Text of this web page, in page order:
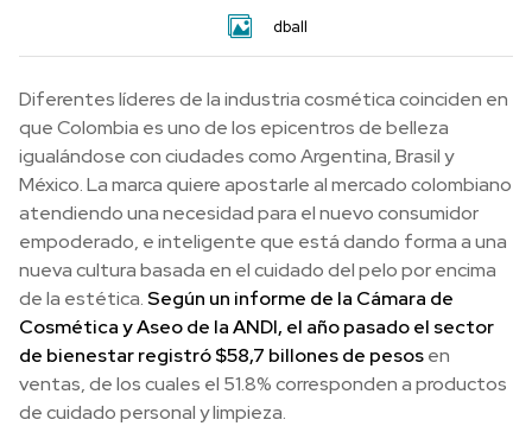
dball
Diferentes líderes de la industria cosmética coinciden en
que Colombia es uno de los epicentros de belleza
igualándose con ciudades como Argentina, Brasil y
México. La marca quiere apostarle al mercado colombiano
atendiendo una necesidad para el nuevo consumidor
empoderado, e inteligente que está dando forma a una
nueva cultura basada en el cuidado del pelo por encima
de la estética.Según un informe de la Cámara de
Cosmética y Aseo de la ANDI, el año pasado el sector
de bienestar registró $58,7 billones de pesosen
ventas, de los cuales el 51.8% corresponden a productos
de cuidado personal y limpieza.